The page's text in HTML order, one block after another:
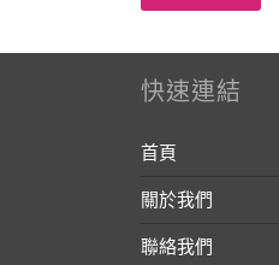
快速連結
首頁
關於我們
聯絡我們